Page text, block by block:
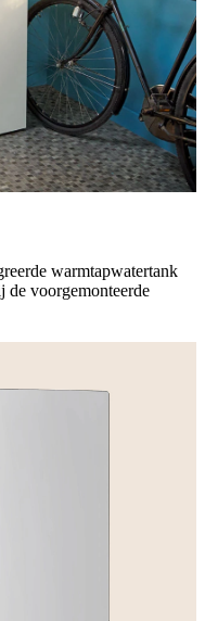
warmtapwatertank
de voorgemonteerde